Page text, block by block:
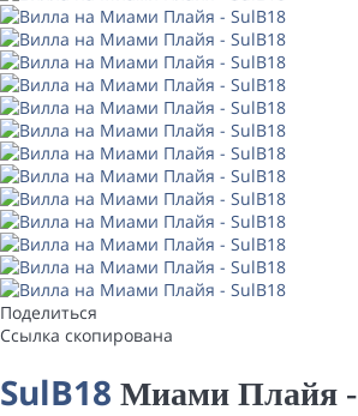
Поделиться
Ссылка скопирована
SulB18 Миами Плайя -